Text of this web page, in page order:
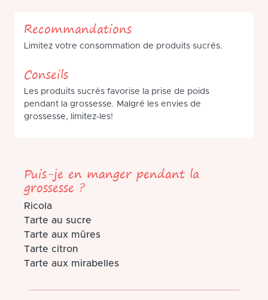
Recommandations
Limitez votre consommation de produits sucrés.
Conseils
Les produits sucrés favorise la prise de poids
pendant la grossesse. Malgré les envies de
grossesse, limitez-les!
Puis-je en manger pendant la
grossesse ?
Ricola
Tarte au sucre
Tarte aux mûres
Tarte citron
Tarte aux mirabelles